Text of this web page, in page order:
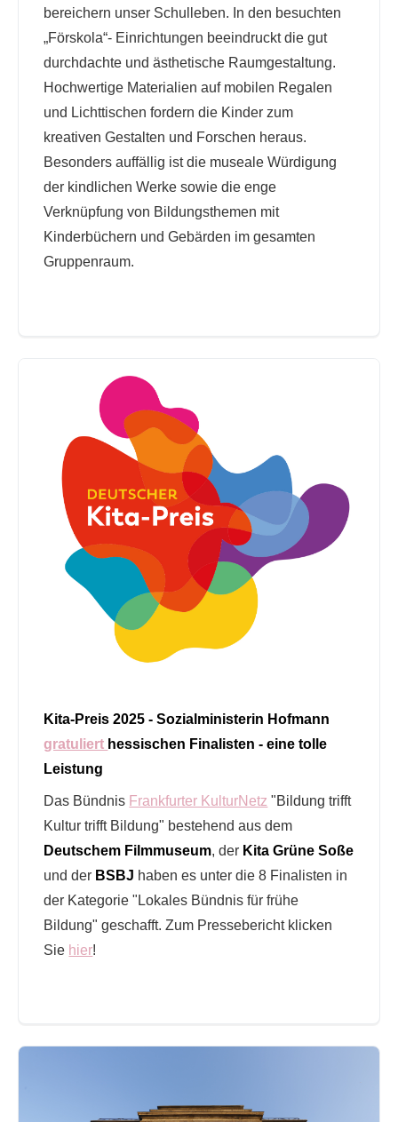
bereichern unser Schulleben. In den besuchten
„Förskola“- Einrichtungen beeindruckt die gut
durchdachte und ästhetische Raumgestaltung.
Hochwertige Materialien auf mobilen Regalen
und Lichttischen fordern die Kinder zum
kreativen Gestalten und Forschen heraus.
Besonders auffällig ist die museale Würdigung
der kindlichen Werke sowie die enge
Verknüpfung von Bildungsthemen mit
Kinderbüchern und Gebärden im gesamten
Gruppenraum.
Kita-Preis 2025 - Sozialministerin Hofmann
gratuliert hessischen Finalisten - eine tolle
Leistung
Das Bündnis Frankfurter KulturNetz "Bildung trifft
Kultur trifft Bildung" bestehend aus dem
Deutschem Filmmuseum, der Kita Grüne Soße
und der BSBJ haben es unter die 8 Finalisten in
der Kategorie "Lokales Bündnis für frühe
Bildung" geschafft. Zum Pressebericht klicken
Sie hier!